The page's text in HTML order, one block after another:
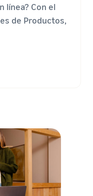
línea? Con el
de Productos,